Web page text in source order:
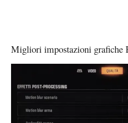
Migliori impostazioni grafiche